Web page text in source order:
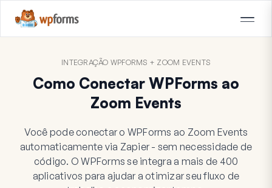
INTEGRAÇÃO WPFORMS + ZOOM EVENTS
Como Conectar WPForms ao
Zoom Events
Você pode conectar o WPForms ao Zoom Events
automaticamente via Zapier - sem necessidade de
código. O WPForms se integra a mais de 400
aplicativos para ajudar a otimizar seu fluxo de